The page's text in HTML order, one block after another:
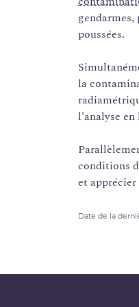
poussées.
la
l'analyse
conditions
et
Date de la